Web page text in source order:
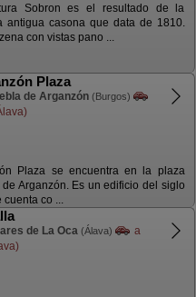
Sobron es el resultado de la
antigua casona que data de 1810.
con vistas pano ...
Plaza
de Arganzón (Burgos)
Plaza se encuentra en la plaza
Arganzón. Es un edificio del siglo
cuenta co ...
de La Oca (Álava)
a